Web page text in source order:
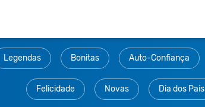
Legendas Bonitas Auto-Confiança
Felicidade Novas Dia dos Pais